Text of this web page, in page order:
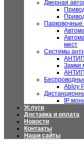
Дверная
Парковочные
мест
Системы
Замки
Abloy
IP
Услуги
Доставка и оплата
Новости
Контакты
Наши сайты